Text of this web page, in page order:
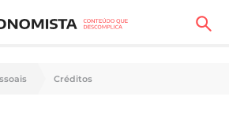
Créditos